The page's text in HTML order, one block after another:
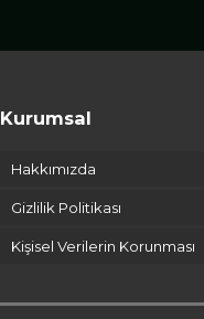
Kurumsal
Hakkımızda
Gizlilik Politikası
Kişisel Verilerin Korunması